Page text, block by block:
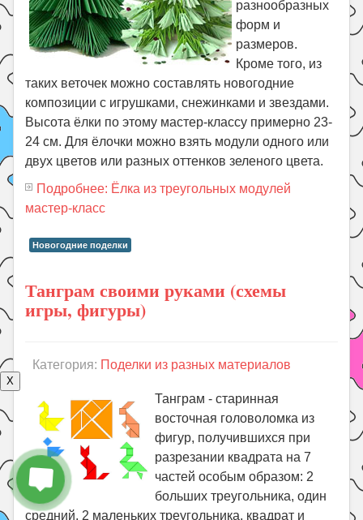
разнообразных
форм и
размеров.
Кроме того, из
таких веточек можно составлять новогодние
композиции с игрушками, снежинками и звездами.
Высота ёлки по этому мастер-классу примерно 23-
24 см. Для ёлочки можно взять модули одного или
двух цветов или разных оттенков зеленого цвета.
Подробнее: Ёлка из треугольных модулей
мастер-класс
Новогодние поделки
Танграм своими руками (схемы
игры, фигуры)
Категория: Поделки из разных материалов
Танграм - старинная
восточная головоломка из
фигур, получившихся при
разрезании квадрата на 7
частей особым образом: 2
больших треугольника, один
средний, 2 маленьких треугольника, квадрат и
X